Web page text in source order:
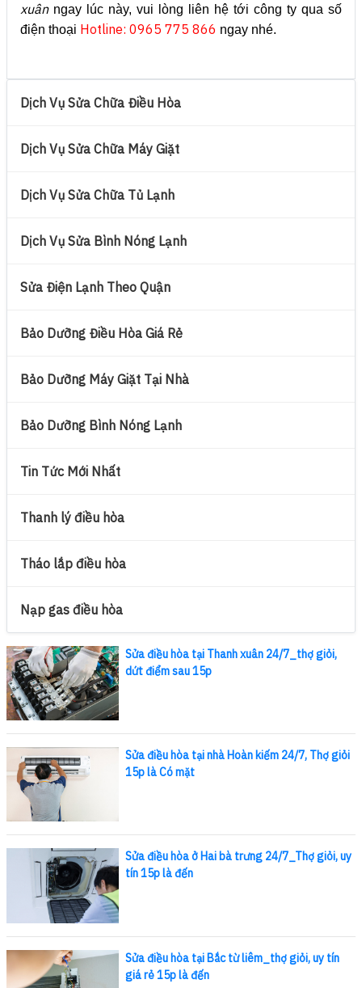
xuânngay lúc này, vui lòng liên hệ tới công ty qua số
điện thoại Hotline: 0965 775 866 ngay nhé.
Dịch Vụ Sửa Chữa Điều Hòa
Dịch Vụ Sửa Chữa Máy Giặt
Dịch Vụ Sửa Chữa Tủ Lạnh
Dịch Vụ Sửa Bình Nóng Lạnh
Sửa Điện Lạnh Theo Quận
Bảo Dưỡng Điều Hòa Giá Rẻ
Bảo Dưỡng Máy Giặt Tại Nhà
Bảo Dưỡng Bình Nóng Lạnh
Tin Tức Mới Nhất
Thanh lý điều hòa
Tháo lắp điều hòa
Nạp gas điều hòa
Sửa điều hòa tại Thanh xuân 24/7_thợ giỏi,
dứt điểm sau 15p
Sửa điều hòa tại nhà Hoàn kiếm 24/7, Thợ giỏi
15p là Có mặt
Sửa điều hòa ở Hai bà trưng 24/7_Thợ giỏi, uy
tín 15p là đến
Sửa điều hòa tại Bắc từ liêm_thợ giỏi, uy tín
giá rẻ 15p là đến